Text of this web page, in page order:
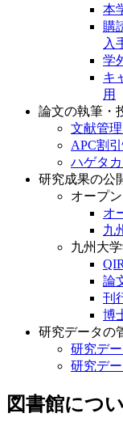
本
購
入
学
キ
用
論文の執筆・
文献管
APC割
ハゲタ
研究成果の公
オープ
オ
九
九州大
論
刊
博
研究データの
研究デ
研究デ
図書館につ